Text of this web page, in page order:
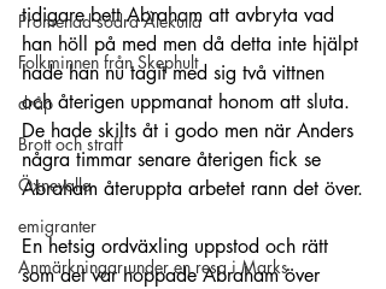
Promenad södra Älekulla
Folkminnen från Skephult
dråp
Brott och straff
Öxnevalla
emigranter
Anmärkningar under en resa i Marks
tidigare bett Abraham att avbryta vad
han höll på med men då detta inte hjälpt
hade han nu tagit med sig två vittnen
och återigen uppmanat honom att sluta.
De hade skilts åt i godo men när Anders
några timmar senare återigen fick se
Abraham återuppta arbetet rann det över.
En hetsig ordväxling uppstod och rätt
som det var hoppade Abraham över